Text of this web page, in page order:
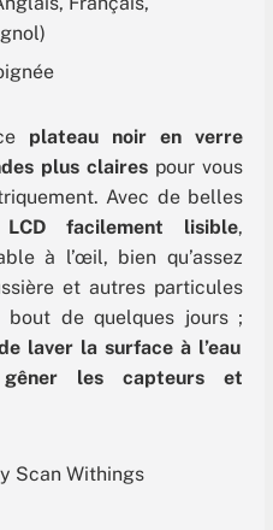
plateau noir en verre
plus claires pour vous
Avec de belles
facilement lisible,
à l’œil, bien qu’assez
et autres particules
bout de quelques jours ;
laver la surface à l’eau
les capteurs et